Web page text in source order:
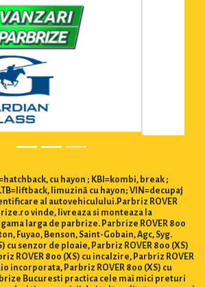
cu hayon ; KBI=kombi, break ;
limuzină cu hayon; VIN=decupaj
al autovehiculului.Parbriz ROVER
vinde, livreaza si monteaza la
larga de parbrize. Parbrize ROVER 800
Fuyao, Benson, Saint-Gobain, Agc, Syg.
cu senzor de ploaie, Parbriz ROVER 800 (XS)
ROVER 800 (XS) cu incalzire, Parbriz ROVER
incorporata, Parbriz ROVER 800 (XS) cu
Bucuresti practica cele mai mici preturi